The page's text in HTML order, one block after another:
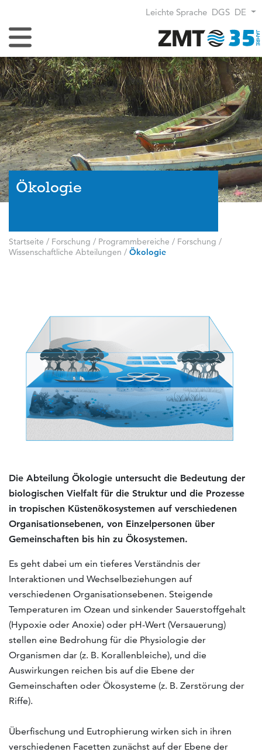
Leichte Sprache DGS DE
Navigation umschalten
Ökologie
Startseite / Forschung / Programmbereiche / Forschung /
Wissenschaftliche Abteilungen / Ökologie
Die Abteilung Ökologie untersucht die Bedeutung der
biologischen Vielfalt für die Struktur und die Prozesse
in tropischen Küstenökosystemen auf verschiedenen
Organisationsebenen, von Einzelpersonen über
Gemeinschaften bis hin zu Ökosystemen.
Es geht dabei um ein tieferes Verständnis der
Interaktionen und Wechselbeziehungen auf
verschiedenen Organisationsebenen. Steigende
Temperaturen im Ozean und sinkender Sauerstoffgehalt
(Hypoxie oder Anoxie) oder pH-Wert (Versauerung)
stellen eine Bedrohung für die Physiologie der
Organismen dar (z. B. Korallenbleiche), und die
Auswirkungen reichen bis auf die Ebene der
Gemeinschaften oder Ökosysteme (z. B. Zerstörung der
Riffe).
Überfischung und Eutrophierung wirken sich in ihren
verschiedenen Facetten zunächst auf der Ebene der